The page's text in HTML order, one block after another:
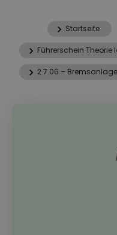
Startseite
Führerschein Theorie
2.7.06 –